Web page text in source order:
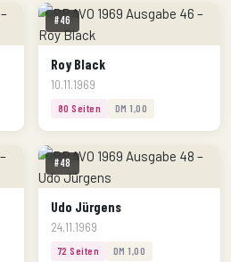
#46
Roy Black
10.11.1969
80 Seiten DM 1,00
#48
Udo Jürgens
24.11.1969
72 Seiten DM 1,00